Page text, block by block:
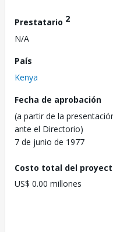
Prestatario 2
N/A
País
Kenya
Fecha de aprobación
(a partir de la
ante el Directorio)
7 de junio de 1977
Costo total del
US$ 0.00 millones